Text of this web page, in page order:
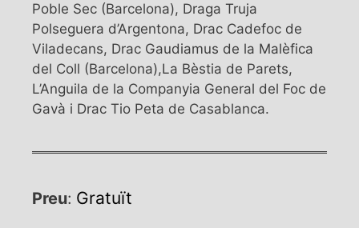
Poble Sec (Barcelona), Draga Truja
Polseguera d’Argentona, Drac Cadefoc de
Viladecans, Drac Gaudiamus de la Malèfica
del Coll (Barcelona),La Bèstia de Parets,
L’Anguila de la Companyia General del Foc de
Gavà i Drac Tio Peta de Casablanca.
Preu: Gratuït